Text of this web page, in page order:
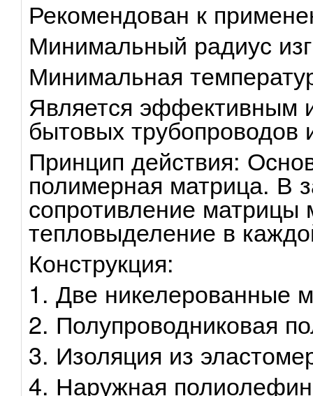
Рекомендован к
Минимальный радиус
Минимальная
Является эффективным
бытовых трубопроводов
Принцип действия:
полимерная матрица. В
сопротивление матрицы
тепловыделение в
Конструкция:
1. Две никелерованные
2. Полупроводниковая
3. Изоляция из
4. Наружная